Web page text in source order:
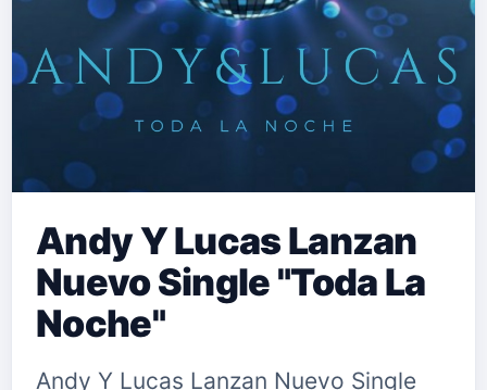
Andy Y Lucas Lanzan
Nuevo Single "Toda La
Noche"
Andy Y Lucas Lanzan Nuevo Single